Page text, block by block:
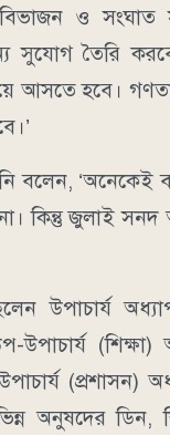
ও সংঘাত
সুযোগ তৈরি
আসতে হবে।
বলেন, ‘অনেকেই
কিন্তু জুলাই সনদ
উপাচার্য
(প্রশাসন)
অনুষদের ডিন,